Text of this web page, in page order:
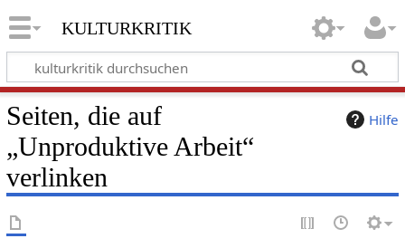
kulturkritik
Hilfe
Seiten, die auf
„Unproduktive Arbeit“
verlinken